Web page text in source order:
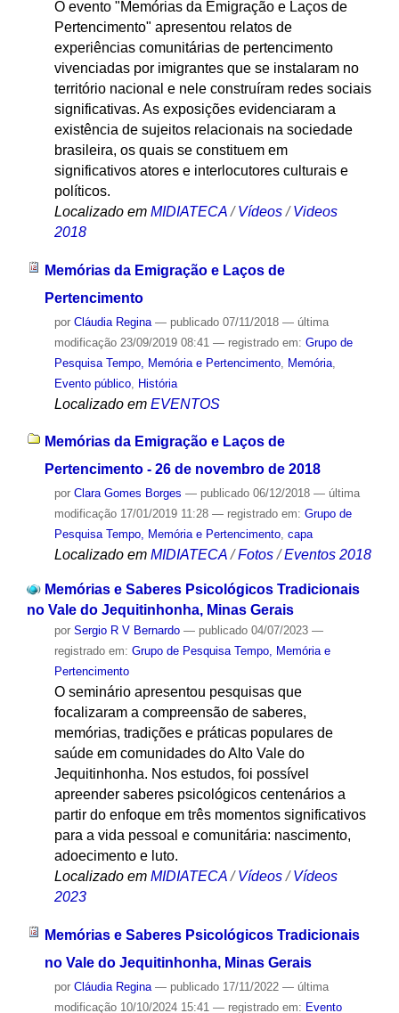
O evento "Memórias da Emigração e Laços de
Pertencimento" apresentou relatos de
experiências comunitárias de pertencimento
vivenciadas por imigrantes que se instalaram no
território nacional e nele construíram redes sociais
significativas. As exposições evidenciaram a
existência de sujeitos relacionais na sociedade
brasileira, os quais se constituem em
significativos atores e interlocutores culturais e
políticos.
Localizado em MIDIATECA /Vídeos /Videos
2018
Memórias da Emigração e Laços de
Pertencimento
por Cláudia Regina — publicado07/11/2018 — última
modificação23/09/2019 08:41 — registrado em: Grupo de
Pesquisa Tempo, Memória e Pertencimento, Memória,
Evento público, História
Localizado em EVENTOS
Memórias da Emigração e Laços de
Pertencimento - 26 de novembro de 2018
por Clara Gomes Borges — publicado06/12/2018 — última
modificação17/01/2019 11:28 — registrado em: Grupo de
Pesquisa Tempo, Memória e Pertencimento, capa
Localizado em MIDIATECA /Fotos /Eventos 2018
Memórias e Saberes Psicológicos Tradicionais
no Vale do Jequitinhonha, Minas Gerais
por Sergio R V Bernardo — publicado04/07/2023 —
registrado em: Grupo de Pesquisa Tempo, Memória e
Pertencimento
O seminário apresentou pesquisas que
focalizaram a compreensão de saberes,
memórias, tradições e práticas populares de
saúde em comunidades do Alto Vale do
Jequitinhonha. Nos estudos, foi possível
apreender saberes psicológicos centenários a
partir do enfoque em três momentos significativos
para a vida pessoal e comunitária: nascimento,
adoecimento e luto.
Localizado em MIDIATECA /Vídeos /Vídeos
2023
Memórias e Saberes Psicológicos Tradicionais
no Vale do Jequitinhonha, Minas Gerais
por Cláudia Regina — publicado17/11/2022 — última
modificação10/10/2024 15:41 — registrado em: Evento